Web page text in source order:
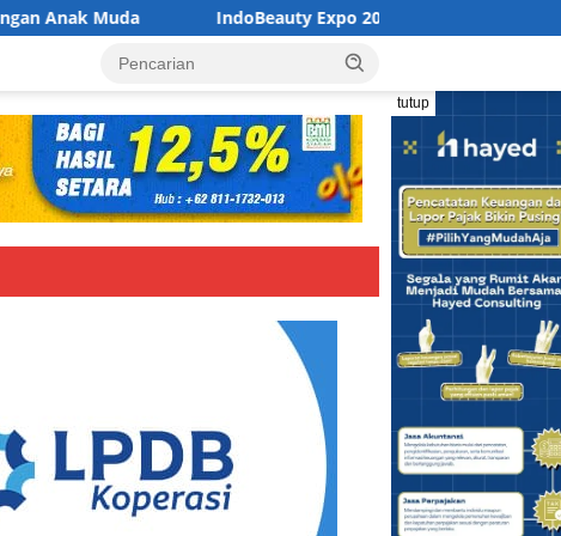
IndoBeauty Expo 2026 Buka Jalan Kolaborasi Industri
tutup